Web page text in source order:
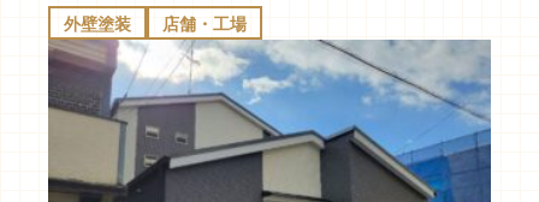
外壁塗装 店舗・工場